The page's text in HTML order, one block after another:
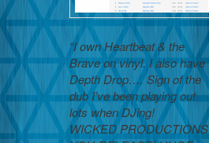
“I own Heartbeat & the
Brave on vinyl. I also have
Depth Drop…. Sign of the
dub I’ve been playing out
lots when DJing!
WICKED PRODUCTIONS